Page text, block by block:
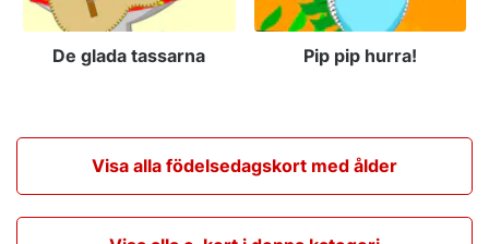
De glada tassarna Pip pip hurra!
Visa alla födelsedagskort med ålder